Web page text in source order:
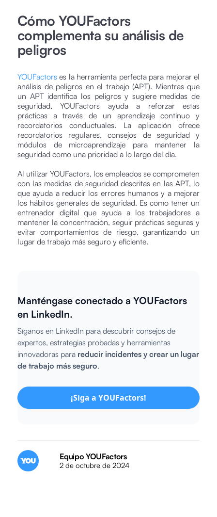
Cómo YOUFactors
complementa su análisis de
peligros
YOUFactors es la herramienta perfecta para mejorar el
análisis de peligros en el trabajo (APT). Mientras que
un APT identifica los peligros y sugiere medidas de
seguridad, YOUFactors ayuda a reforzar estas
prácticas a través de un aprendizaje continuo y
recordatorios conductuales. La aplicación ofrece
recordatorios regulares, consejos de seguridad y
módulos de microaprendizaje para mantener la
seguridad como una prioridad a lo largo del día.
Al utilizar YOUFactors, los empleados se comprometen
con las medidas de seguridad descritas en las APT, lo
que ayuda a reducir los errores humanos y a mejorar
los hábitos generales de seguridad. Es como tener un
entrenador digital que ayuda a los trabajadores a
mantener la concentración, seguir prácticas seguras y
evitar comportamientos de riesgo, garantizando un
lugar de trabajo más seguro y eficiente.
Manténgase conectado a YOUFactors
en LinkedIn.
Síganos en LinkedIn para descubrir consejos de
expertos, estrategias probadas y herramientas
innovadoras para reducir incidentes y crear un lugar
de trabajo más seguro.
¡Siga a YOUFactors!
Equipo YOUFactors
2 de octubre de 2024